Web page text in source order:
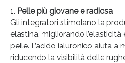
Pelle più giovane e radiosa
Gli integratori stimolano la
elastina, migliorando
pelle. L’acido ialuronico aiuta a
riducendo la visibilità delle
Scopri le offerte